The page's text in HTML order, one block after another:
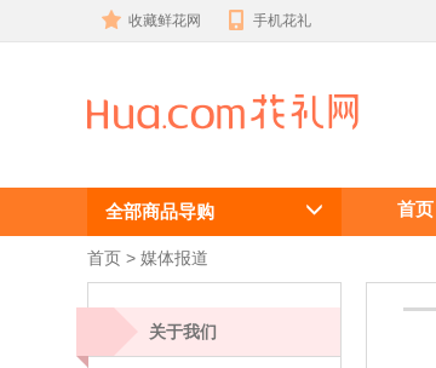
收藏鲜花网 手机花礼
“心愿之旅”特
别行动,中国
鲜花礼品网
全部商品导购 首页
首页 > 媒体报道
关于我们